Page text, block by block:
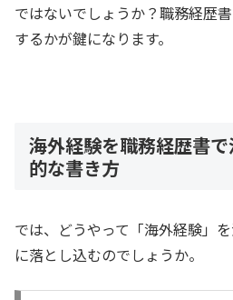
ではないでしょうか？職務経歴
するかが鍵になります。
海外経験を職務経歴書
的な書き方
では、どうやって「海外経験」
に落とし込むのでしょうか。